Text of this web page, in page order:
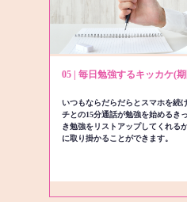
05 | 毎日勉強するキッカケ(
いつもならだらだらとスマホを続
チとの15分通話が勉強を始めるき
き勉強をリストアップしてくれる
に取り掛かることができます。